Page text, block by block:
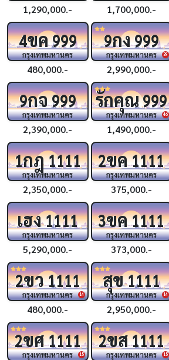
1,290,000.- 1,700,000.-
4ขค999
กรุงเทพมหานคร
480,000.-
39
9กง999
กรุงเทพมหานคร
2,990,000.-
9กจ999
กรุงเทพมหานคร
2,390,000.-
46
รักคุณ999
กรุงเทพมหานคร
1,490,000.-
1กฎ1111
กรุงเทพมหานคร
2,350,000.-
2ขค1111
กรุงเทพมหานคร
375,000.-
เฮง1111
กรุงเทพมหานคร
5,290,000.-
3ขค1111
กรุงเทพมหานคร
373,000.-
14
2ขว1111
กรุงเทพมหานคร
480,000.-
14
สุข1111
กรุงเทพมหานคร
2,950,000.-
15
2ขศ1111
กรุงเทพมหานคร 15
2ขส1111
กรุงเทพมหานคร